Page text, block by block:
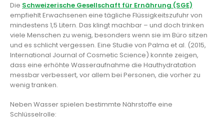
Die Schweizerische Gesellschaft für Ernährung (SGE)
empfiehlt Erwachsenen eine tägliche Flüssigkeitszufuhr von
mindestens 1,5 Litern. Das klingt machbar – und doch trinken
viele Menschen zu wenig, besonders wenn sie im Büro sitzen
und es schlicht vergessen. Eine Studie von Palma et al. (2015,
International Journal of Cosmetic Science) konnte zeigen,
dass eine erhöhte Wasseraufnahme die Hauthydratation
messbar verbessert, vor allem bei Personen, die vorher zu
wenig tranken.
Neben Wasser spielen bestimmte Nährstoffe eine
Schlüsselrolle: